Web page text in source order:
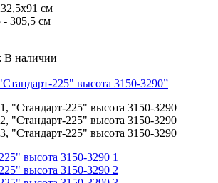
см
- 305,5 см
В наличии
225" высота 3150-3290”